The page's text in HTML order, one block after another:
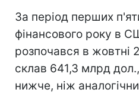
За період перших
фінансового року в
розпочався в жовтні
склав 641,3 млрд
нижче, ніж